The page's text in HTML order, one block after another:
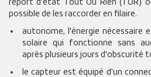
possible de les raccorder en filaire.
autonome, l'énergie nécessaire
solaire qui fonctionne sans
après plusieurs jours d'obscurité
le capteur est équipé d'un